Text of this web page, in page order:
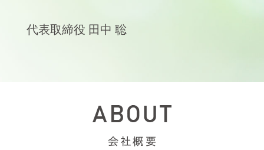
代表取締役 田中 聡